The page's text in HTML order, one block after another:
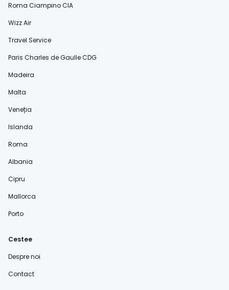
Roma Ciampino CIA
Wizz Air
Travel Service
Paris Charles de Gaulle CDG
Madeira
Malta
Veneția
Islanda
Roma
Albania
Cipru
Mallorca
Porto
Cestee
Despre noi
Contact